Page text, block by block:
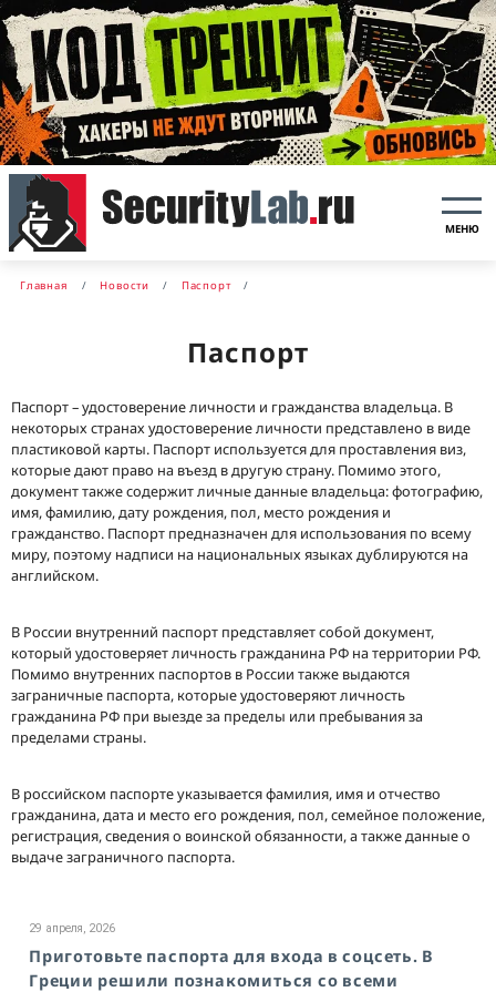
МЕНЮ
Главная Новости Паспорт
Паспорт
Паспорт – удостоверение личности и гражданства владельца. В
некоторых странах удостоверение личности представлено в виде
пластиковой карты. Паспорт используется для проставления виз,
которые дают право на въезд в другую страну. Помимо этого,
документ также содержит личные данные владельца: фотографию,
имя, фамилию, дату рождения, пол, место рождения и
гражданство. Паспорт предназначен для использования по всему
миру, поэтому надписи на национальных языках дублируются на
английском.
В России внутренний паспорт представляет собой документ,
который удостоверяет личность гражданина РФ на территории РФ.
Помимо внутренних паспортов в России также выдаются
заграничные паспорта, которые удостоверяют личность
гражданина РФ при выезде за пределы или пребывания за
пределами страны.
В российском паспорте указывается фамилия, имя и отчество
гражданина, дата и место его рождения, пол, семейное положение,
регистрация, сведения о воинской обязанности, а также данные о
выдаче заграничного паспорта.
29 апреля, 2026
Приготовьте паспорта для входа в соцсеть. В
Греции решили познакомиться со всеми